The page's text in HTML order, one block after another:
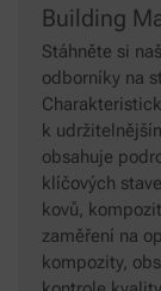
Building
Stáhněte si
odborníky na
k
obsahuje
klíčových
kovů,
zaměření na
kompozity,